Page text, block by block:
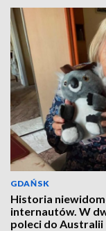
GDAŃSK
Historia
internautów. W
poleci do Australii